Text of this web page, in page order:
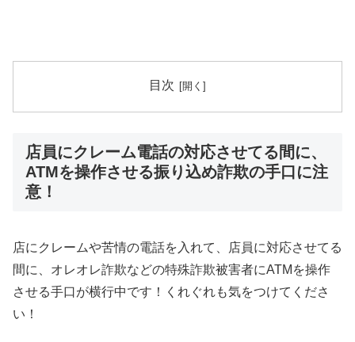
目次
店員にクレーム電話の対応させてる間に、
ATMを操作させる振り込め詐欺の手口に注
意！
店にクレームや苦情の電話を入れて、店員に対応させてる
間に、オレオレ詐欺などの特殊詐欺被害者にATMを操作
させる手口が横行中です！くれぐれも気をつけてくださ
い！